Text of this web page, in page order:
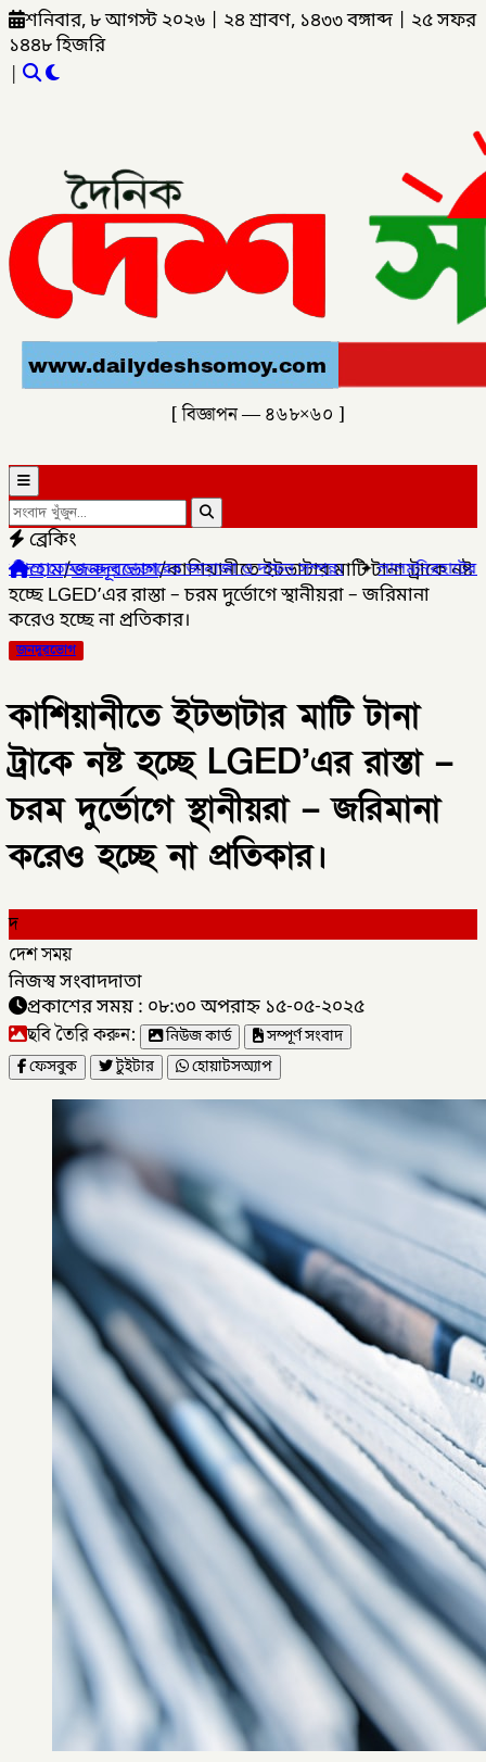
শনিবার, ৮ আগস্ট ২০২৬ ২৪ শ্রাবণ, ১৪৩৩ বঙ্গাব্দ
২৫ সফর
১৪৪৮ হিজরি
|
[ বিজ্ঞাপন — ৪৬৮×৬০ ]
ব্রেকিং
জানাজা ও দাফন সম্পন্ন।✦লালমনিরহাটের ৫ উপজেলার ৪টিতে
হোম/জনদূরভোগ/কাশিয়ানীতে ইটভাটার মাটি টানা ট্রাকে নষ্ট
হচ্ছে LGED’এর রাস্তা – চরম দুর্ভোগে স্থানীয়রা – জরিমানা
করেও হচ্ছে না প্রতিকার।
জনদূরভোগ
কাশিয়ানীতে ইটভাটার মাটি টানা
ট্রাকে নষ্ট হচ্ছে LGED’এর রাস্তা –
চরম দুর্ভোগে স্থানীয়রা – জরিমানা
করেও হচ্ছে না প্রতিকার।
দ
দেশ সময়
নিজস্ব সংবাদদাতা
প্রকাশের সময় : ০৮:৩০ অপরাহ্ন ১৫-০৫-২০২৫
ছবি তৈরি করুন: নিউজ কার্ড
সম্পূর্ণ সংবাদ
ফেসবুক
টুইটার হোয়াটসঅ্যাপ